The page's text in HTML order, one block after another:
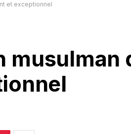
et exceptionnel
musulman